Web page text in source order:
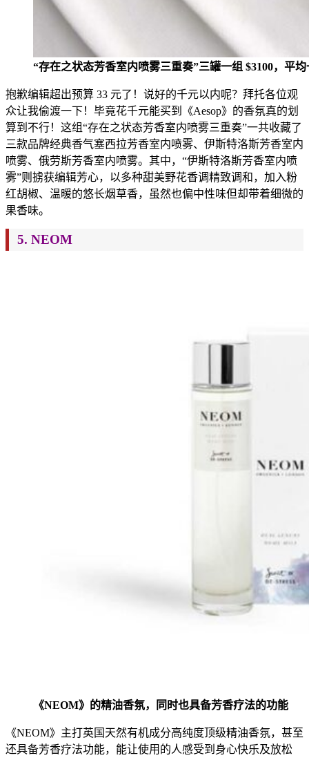
“存在之状态芳香室内喷雾三重奏”三罐一组 $3100，平均
抱歉编辑超出预算 33 元了！说好的千元以内呢？拜托各位观
众让我偷渡一下！ 毕竟花千元能买到《Aesop》的香氛真的划
算到不行！这组“存在之状态芳香室内喷雾三重奏”一共收藏了
三款品牌经典香气塞西拉芳香室内喷雾、伊斯特洛斯芳香室内
喷雾、俄劳斯芳香室内喷雾。其中，“伊斯特洛斯芳香室内喷
雾”则掳获编辑芳心，以多种甜美野花香调精致调和，加入粉
红胡椒、温暖的悠长烟草香，虽然也偏中性味但却带着细微的
果香味。
5. NEOM
《NEOM》的精油香氛，同时也具备芳香疗法的功能
《NEOM》主打英国天然有机成分高纯度顶级精油香氛，甚至
还具备芳香疗法功能，能让使用的人感受到身心快乐及放松